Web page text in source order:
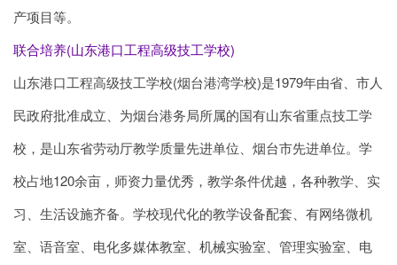
产项目等。
联合培养(山东港口工程高级技工学校)
山东港口工程高级技工学校(烟台港湾学校)是1979年由省、市人
民政府批准成立、为烟台港务局所属的国有山东省重点技工学
校，是山东省劳动厅教学质量先进单位、烟台市先进单位。学
校占地120余亩，师资力量优秀，教学条件优越，各种教学、实
习、生活设施齐备。学校现代化的教学设备配套、有网络微机
室、语音室、电化多媒体教室、机械实验室、管理实验室、电